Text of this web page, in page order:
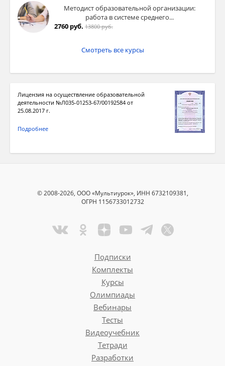
Методист образовательной организации:
работа в системе среднего...
2760 руб. 13800 руб.
Смотреть все курсы
Лицензия на осуществление образовательной
деятельности №Л035-01253-67/00192584 от
25.08.2017 г.
Подробнее
© 2008-2026, ООО «Мультиурок», ИНН 6732109381,
ОГРН 1156733012732
Подписки
Комплекты
Курсы
Олимпиады
Вебинары
Тесты
Видеоучебник
Тетради
Разработки